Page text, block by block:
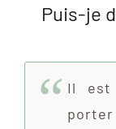
Puis-je
Il est